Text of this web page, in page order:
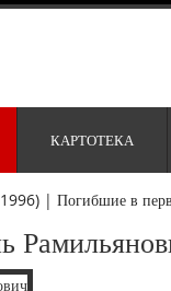
КАРТОТЕКА
| Погибшие в